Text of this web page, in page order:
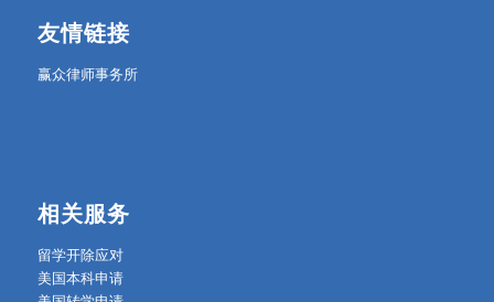
友情链接
赢众律师事务所
相关服务
留学开除应对
美国本科申请